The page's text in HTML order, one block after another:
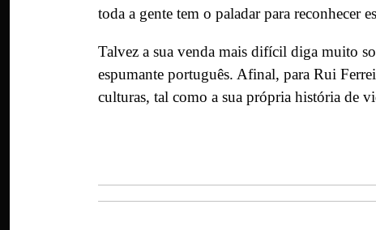
toda a gente tem o paladar para reconhecer
Talvez a sua venda mais difícil diga muito
espumante português. Afinal, para Rui
culturas, tal como a sua própria história de